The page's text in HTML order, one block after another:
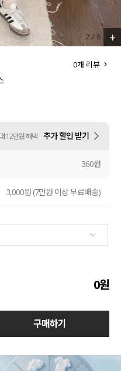
팬츠
스커트
언더웨어
2/ 6 +
0개 리뷰
12만원 혜택 추가 할인 받기
360원
3,000원 (7만원 이상 무료배송)
0원
구매하기